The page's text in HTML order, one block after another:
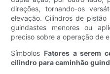
direções, tornando-os
elevação. Cilindros de
guindastes menores ou
preciso sobre a operação de
Símbolos Fatores a serem
cilindro para caminhão